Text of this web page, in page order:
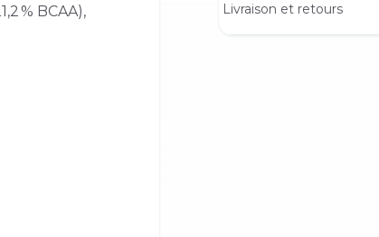
% BCAA),
Livraison et retours